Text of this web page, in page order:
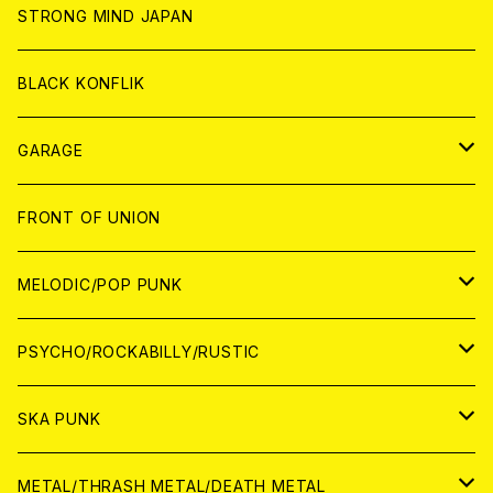
ANALOG
ANALOG
CD
ANALOG
CD
ANALOG
WORLD
CD
ANALOG
STRONG MIND JAPAN
BLACK KONFLIK
GARAGE
JAPAN
アナログ
CD
WORLD
アナログ
CD
FRONT OF UNION
MELODIC/POP PUNK
JAPAN
CD
ANALOG
WORLD
CD
PSYCHO/ROCKABILLY/RUSTIC
JAPAN
CD
WORLD
SKA PUNK
JAPAN
METAL/THRASH METAL/DEATH METAL